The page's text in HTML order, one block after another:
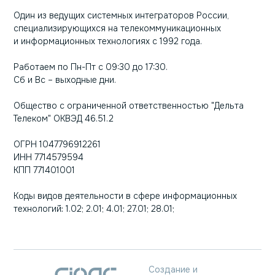
вебинаров по умолчанию участникам разрешены
только публикация сообщений в чате и просмотр
записи мероприятия.
Чат
Окно чата расположено в правой части экрана и
совмещено со списком участников. В этом окне можно
обмениваться текстовыми сообщениями с другими
участника видны всем остальным участникам, так и
приватно. Выбрав конкретного участника, вы можете
обратиться к нему индивидуально. Модератор может
удалять сообщения из чата и сохранять его историю
в текстовый файл.
Один из ведущих системных интеграторов России,
специализирующихся на телекоммуникационных
и информационных технологиях с 1992 года.
Работаем по Пн-Пт с 09:30 до 17:30.
Сб и Вс – выходные дни.
Общество с ограниченной ответственностью "Дельта
Телеком" ОКВЭД 46.51.2
ОГРН 1047796912261
ИНН 7714579594
КПП 771401001
Коды видов деятельности в сфере информационных
технологий: 1.02; 2.01; 4.01; 27.01; 28.01;
Создание и